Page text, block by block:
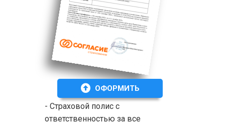
- Страховой полис с
ответственностью за все
ОФОРМИТЬ